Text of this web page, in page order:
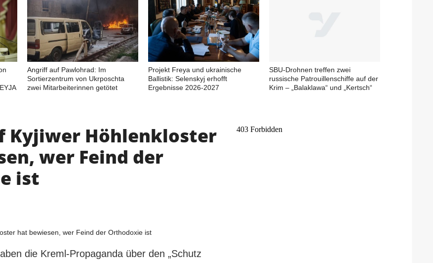
Angriff auf Pawlohrad: Im
Sortierzentrum von Ukrposchta
zwei Mitarbeiterinnen getötet
Projekt Freya und ukrainische
Ballistik: Selenskyj erhofft
Ergebnisse 2026-2027
SBU-Drohnen treffen zwei
russische Patrouillenschiffe auf der
Krim – „Balaklawa“ und „Kertsch“
Kyjiwer Höhlenkloster
wer Feind der
ist
die Kreml-Propaganda über den „Schutz